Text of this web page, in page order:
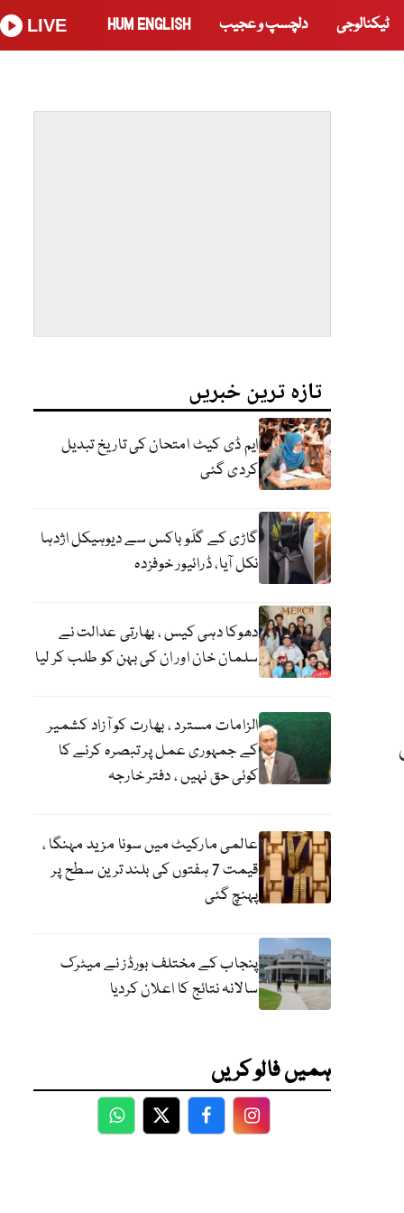
ٹیکنالوجی دلچسپ و عجیب HUM ENGLISH
LIVE
تازہ ترین خبریں
ایم ڈی کیٹ امتحان کی تاریخ تبدیل
کردی گئی
گاڑی کے گلَو باکس سے دیوہیکل اژدہا
نکل آیا، ڈرائیور خوفزدہ
دھوکا دہی کیس ، بھارتی عدالت نے
سلمان خان اور ان کی بہن کو طلب کر لیا
الزامات مسترد ، بھارت کو آزاد کشمیر
کے جمہوری عمل پر تبصرہ کرنے کا
کوئی حق نہیں ، دفتر خارجہ
عالمی مارکیٹ میں سونا مزید مہنگا ،
قیمت 7 ہفتوں کی بلند ترین سطح پر
پہنچ گئی
پنجاب کے مختلف بورڈز نے میٹرک
سالانہ نتائج کا اعلان کردیا
ہمیں فالو کریں
WhatsApp
TwitterFacebookFacebook